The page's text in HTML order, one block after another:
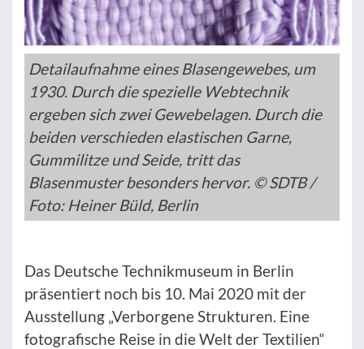
Detailaufnahme eines Blasengewebes, um
1930. Durch die spezielle Webtechnik
ergeben sich zwei Gewebelagen. Durch die
beiden verschieden elastischen Garne,
Gummilitze und Seide, tritt das
Blasenmuster besonders hervor. © SDTB /
Foto: Heiner Büld, Berlin
Das Deutsche Technikmuseum in Berlin
präsentiert noch bis 10. Mai 2020 mit der
Ausstellung „Verborgene Strukturen. Eine
fotografische Reise in die Welt der Textilien“